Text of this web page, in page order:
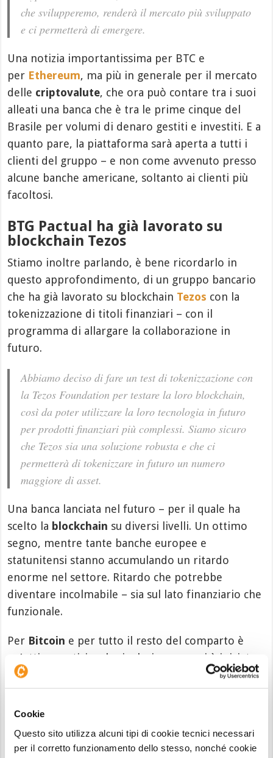
Cookie
Questo sito utilizza alcuni tipi di cookie tecnici necessari
per il corretto funzionamento dello stesso, nonché cookie
che svilupperemo, renderà il mercato più sviluppato
e ci permetterà di emergere.
Una notizia importantissima per BTC e
per Ethereum, ma più in generale per il mercato
delle criptovalute, che ora può contare tra i suoi
alleati una banca che è tra le prime cinque del
Brasile per volumi di denaro gestiti e investiti. E a
quanto pare, la piattaforma sarà aperta a tutti i
clienti del gruppo – e non come avvenuto presso
alcune banche americane, soltanto ai clienti più
facoltosi.
BTG Pactual ha già lavorato su
blockchain Tezos
Stiamo inoltre parlando, è bene ricordarlo in
questo approfondimento, di un gruppo bancario
che ha già lavorato su blockchain Tezos con la
tokenizzazione di titoli finanziari – con il
programma di allargare la collaborazione in
futuro.
Abbiamo deciso di fare un test di tokenizzazione con
la Tezos Foundation per testare la loro blockchain,
così da poter utilizzare la loro tecnologia in futuro
per prodotti finanziari più complessi. Siamo sicuro
che Tezos sia una soluzione robusta e che ci
permetterà di tokenizzare in futuro un numero
maggiore di asset.
Una banca lanciata nel futuro – per il quale ha
scelto la blockchain su diversi livelli. Un ottimo
segno, mentre tante banche europee e
statunitensi stanno accumulando un ritardo
enorme nel settore. Ritardo che potrebbe
diventare incolmabile – sia sul lato finanziario che
funzionale.
Per Bitcoin e per tutto il resto del comparto è
un’ottima notizia – la rivoluzione ormai è iniziata e
l’effetto a cascata, checché ne dica Washington, è
ormai inarrestabile.